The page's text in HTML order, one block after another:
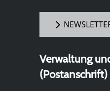
Verwaltung
(Postanschrift)